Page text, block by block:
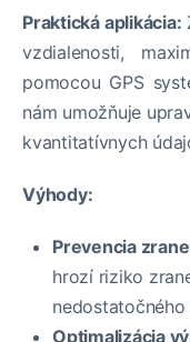
Praktická aplikácia:
vzdialenosti,
pomocou GPS
nám umožňuje
kvantitatívnych
Výhody:
Prevencia
hrozí riziko
nedostatočného
Optimalizácia